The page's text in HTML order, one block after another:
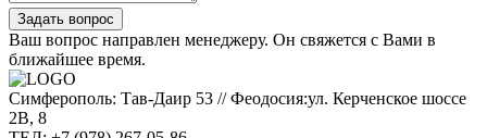
Задать вопрос
Ваш вопрос направлен менеджеру. Он свяжется с Вами в
ближайшее время.
Симферополь: Тав-Даир 53 // Феодосия:ул. Керченское шоссе
2В, 8